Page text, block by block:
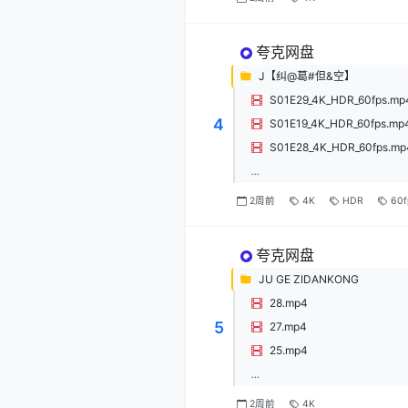
4
夸克网盘
J【纠@葛#但&空】
...
2周前 4K HDR
5
夸克网盘
JU GE ZIDANKONG
28.mp4
27.mp4
25.mp4
...
2周前 4K